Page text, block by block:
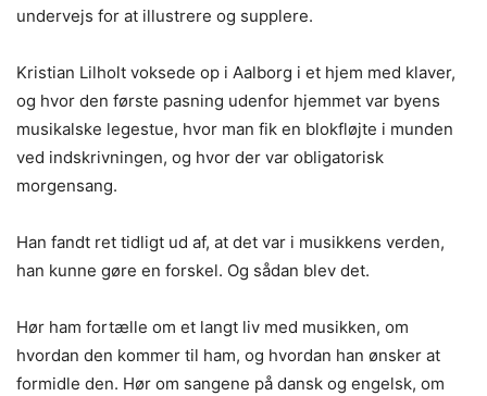
undervejs for at illustrere og supplere.
Kristian Lilholt voksede op i Aalborg i et hjem med klaver,
og hvor den første pasning udenfor hjemmet var byens
musikalske legestue, hvor man fik en blokfløjte i munden
ved indskrivningen, og hvor der var obligatorisk
morgensang.
Han fandt ret tidligt ud af, at det var i musikkens verden,
han kunne gøre en forskel. Og sådan blev det.
Hør ham fortælle om et langt liv med musikken, om
hvordan den kommer til ham, og hvordan han ønsker at
formidle den. Hør om sangene på dansk og engelsk, om